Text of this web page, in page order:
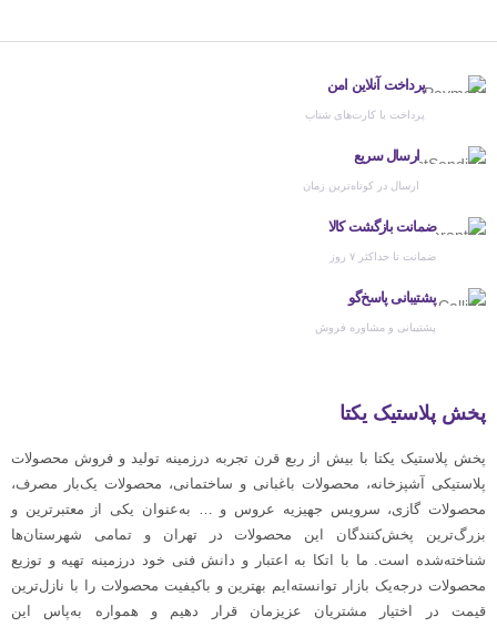
پرداخت آنلاین امن
پرداخت با کارت‌های شتاب
ارسال سریع
ارسال در کوتاه‌ترین زمان
ضمانت بازگشت کالا
ضمانت تا حداکثر ۷ روز
پشتیبانی پاسخ‌گو
پشتیبانی و مشاوره فروش
پخش پلاستیک یکتا
پخش پلاستیک یکتا با بیش از ربع قرن تجربه درزمینه تولید و فروش محصولات
پلاستیکی آشپزخانه، محصولات باغبانی و ساختمانی، محصولات یک‌بار مصرف،
محصولات گازی، سرویس جهیزیه عروس و … به‌عنوان یکی از معتبرترین و
بزرگ‌ترین پخش‌کنندگان این محصولات در تهران و تمامی شهرستان‌ها
شناخته‌شده است. ما با اتکا به اعتبار و دانش فنی خود درزمینه تهیه و توزیع
محصولات درجه‌یک بازار توانسته‌ایم بهترین و باکیفیت محصولات را با نازل‌ترین
قیمت در اختیار مشتریان عزیزمان قرار دهیم و همواره به‌پاس این